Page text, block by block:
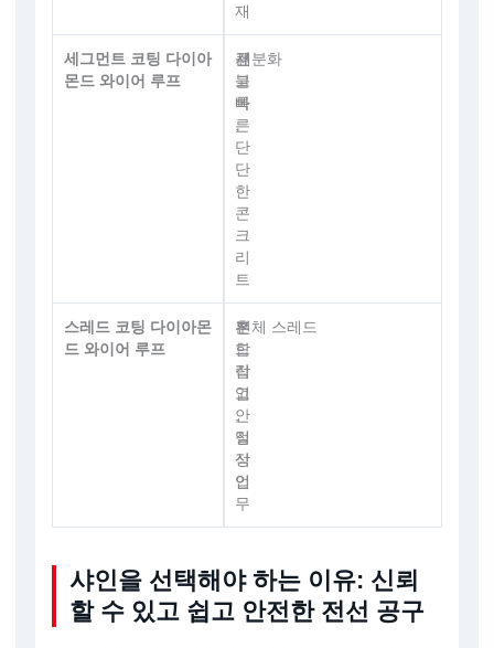
재
세그먼트 코팅 다이아
몬드 와이어 루프
큰
블
록
,
단
단
한
콘
크
리
트
깊
고
빠
른
세분화
스레드 코팅 다이아몬
드 와이어 루프
혼
합
작
업
,
일
상
업
무
부
드
럽
고
안
정
적
인
전체 스레드
샤인을 선택해야 하는 이유: 신뢰
할 수 있고 쉽고 안전한 전선 공구